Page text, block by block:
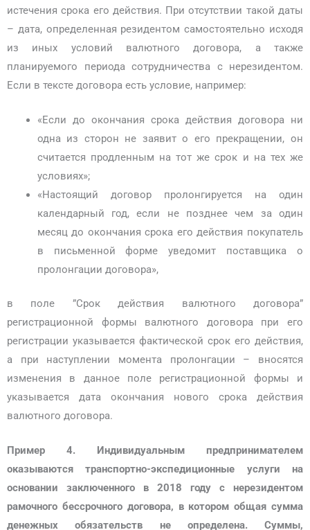
истечения срока его действия. При отсутствии такой даты
– дата, определенная резидентом самостоятельно исходя
из иных условий валютного договора, а также
планируемого периода сотрудничества с нерезидентом.
Если в тексте договора есть условие, например:
«Если до окончания срока действия договора ни
одна из сторон не заявит о его прекращении, он
считается продленным на тот же срок и на тех же
условиях»;
«Настоящий договор пролонгируется на один
календарный год, если не позднее чем за один
месяц до окончания срока его действия покупатель
в письменной форме уведомит поставщика о
пролонгации договора»,
в поле ”Срок действия валютного договора”
регистрационной формы валютного договора при его
регистрации указывается фактической срок его действия,
а при наступлении момента пролонгации – вносятся
изменения в данное поле регистрационной формы и
указывается дата окончания нового срока действия
валютного договора.
Пример 4.
Индивидуальным предпринимателем
оказываются транспортно-экспедиционные услуги на
основании заключенного в 2018 году с нерезидентом
рамочного бессрочного договора, в котором общая сумма
денежных обязательств не определена. Суммы,